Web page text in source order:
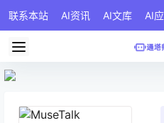
联系本站 AI资讯 AI文库 AI